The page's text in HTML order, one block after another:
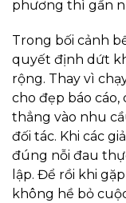
phương thì gần
Trong bối cảnh
quyết định dứt
rộng. Thay vì
cho đẹp báo
thẳng vào nhu
đối tác. Khi các
đúng nỗi đau
lập. Để rồi khi
không hề bỏ